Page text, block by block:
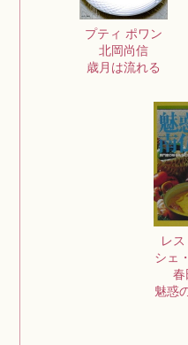
プティ ポワン
北岡尚信
歳月は流れる
レス
シェ
春
魅惑